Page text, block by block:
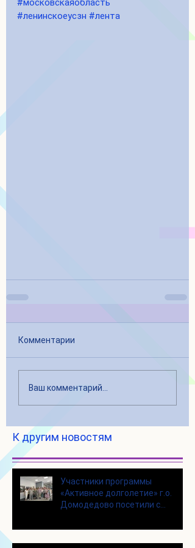
#московскаяобласть
#ленинскоеусзн #лента
Комментарии
Ваш комментарий...
К другим новостям
Участники программы
«Активное долголетие» г.о.
Домодедово посетили с
Щелково